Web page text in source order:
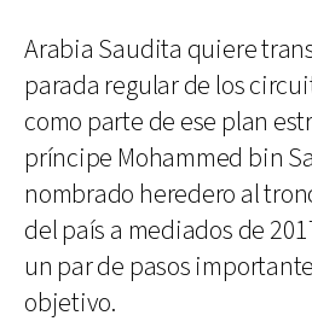
Arabia Saudita quiere
parada regular de los
como parte de ese plan
príncipe Mohammed bin
nombrado heredero al
del país a mediados de
un par de pasos
objetivo.